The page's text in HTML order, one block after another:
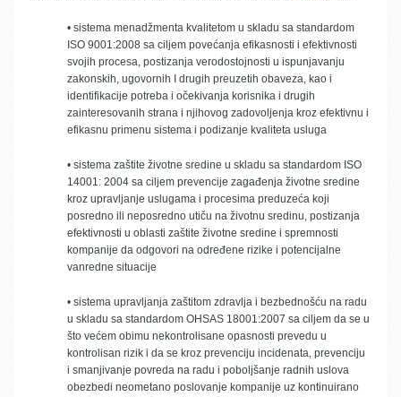
• sistema menadžmenta kvalitetom u skladu sa standardom
ISO 9001:2008 sa ciljem povećanja efikasnosti i efektivnosti
svojih procesa, postizanja verodostojnosti u ispunjavanju
zakonskih, ugovornih I drugih preuzetih obaveza, kao i
identifikacije potreba i očekivanja korisnika i drugih
zainteresovanih strana i njihovog zadovoljenja kroz efektivnu i
efikasnu primenu sistema i podizanje kvaliteta usluga
• sistema zaštite životne sredine u skladu sa standardom ISO
14001: 2004 sa ciljem prevencije zagađenja životne sredine
kroz upravljanje uslugama i procesima preduzeća koji
posredno ili neposredno utiču na životnu sredinu, postizanja
efektivnosti u oblasti zaštite životne sredine i spremnosti
kompanije da odgovori na određene rizike i potencijalne
vanredne situacije
• sistema upravljanja zaštitom zdravlja i bezbednošću na radu
u skladu sa standardom OHSAS 18001:2007 sa ciljem da se u
što većem obimu nekontrolisane opasnosti prevedu u
kontrolisan rizik i da se kroz prevenciju incidenata, prevenciju
i smanjivanje povreda na radu i poboljšanje radnih uslova
obezbedi neometano poslovanje kompanije uz kontinuirano